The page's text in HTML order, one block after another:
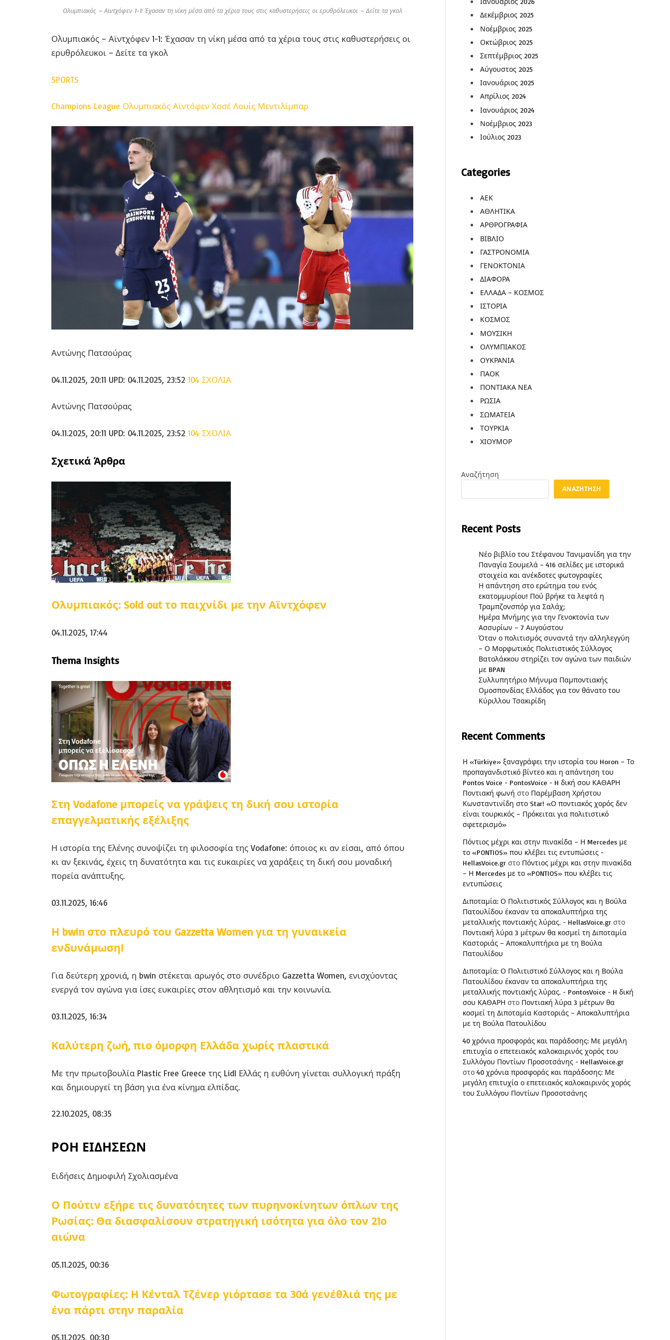
Ολυμπιακός – Αϊντχόφεν 1-1: Έχασαν τη νίκη μέσα από τα χέρια τους στις καθυστερήσεις οι ερυθρόλευκοι – Δείτε τα γκολ
Ολυμπιακός – Αϊντχόφεν 1-1: Έχασαν τη νίκη μέσα από τα χέρια τους στις καθυστερήσεις οι
ερυθρόλευκοι – Δείτε τα γκολ
SPORTS
Champions League Ολυμπιακός Αϊντόφεν Χοσέ Λουίς Μεντιλίμπαρ
Αντώνης Πατσούρας
04.11.2025, 20:11 UPD: 04.11.2025, 23:52 104 ΣΧΟΛΙΑ
Αντώνης Πατσούρας
04.11.2025, 20:11 UPD: 04.11.2025, 23:52 104 ΣΧΟΛΙΑ
Σχετικά Άρθρα
Ολυμπιακός: Sold out το παιχνίδι με την Αϊντχόφεν
04.11.2025, 17:44
Thema Insights
Στη Vodafone μπορείς να γράψεις τη δική σου ιστορία
επαγγελματικής εξέλιξης
Η ιστορία της Ελένης συνοψίζει τη φιλοσοφία της Vodafone: όποιος κι αν είσαι, από όπου
κι αν ξεκινάς, έχεις τη δυνατότητα και τις ευκαιρίες να χαράξεις τη δική σου μοναδική
πορεία ανάπτυξης.
03.11.2025, 16:46
Η bwin στο πλευρό του Gazzetta Women για τη γυναικεία
ενδυνάμωση!
Για δεύτερη χρονιά, η bwin στέκεται αρωγός στο συνέδριο Gazzetta Women, ενισχύοντας
ενεργά τον αγώνα για ίσες ευκαιρίες στον αθλητισμό και την κοινωνία.
03.11.2025, 16:34
Καλύτερη ζωή, πιο όμορφη Ελλάδα χωρίς πλαστικά
Με την πρωτοβουλία Plastic Free Greece της Lidl Ελλάς η ευθύνη γίνεται συλλογική πράξη
και δημιουργεί τη βάση για ένα κίνημα ελπίδας.
22.10.2025, 08:35
ΡΟΗ ΕΙΔΗΣΕΩΝ
Ειδήσεις Δημοφιλή Σχολιασμένα
Ο Πούτιν εξήρε τις δυνατότητες των πυρηνοκίνητων όπλων της
Ρωσίας: Θα διασφαλίσουν στρατηγική ισότητα για όλο τον 21ο
αιώνα
05.11.2025, 00:36
Φωτογραφίες: Η Κένταλ Τζένερ γιόρτασε τα 30ά γενέθλιά της με
ένα πάρτι στην παραλία
05.11.2025, 00:30
Δεκέμβριος 2025
Νοέμβριος 2025
Οκτώβριος 2025
Σεπτέμβριος 2025
Αύγουστος 2025
Ιανουάριος 2025
Απρίλιος 2024
Ιανουάριος 2024
Νοέμβριος 2023
Ιούλιος 2023
Categories
ΑΕΚ
ΑΘΛΗΤΙΚΑ
ΑΡΘΡΟΓΡΑΦΙΑ
ΒΙΒΛΙΟ
ΓΑΣΤΡΟΝΟΜΙΑ
ΓΕΝΟΚΤΟΝΙΑ
ΔΙΑΦΟΡΑ
ΕΛΛΑΔΑ – ΚΟΣΜΟΣ
ΙΣΤΟΡΙΑ
ΚΟΣΜΟΣ
ΜΟΥΣΙΚΗ
ΟΛΥΜΠΙΑΚΟΣ
ΟΥΚΡΑΝΙΑ
ΠΑΟΚ
ΠΟΝΤΙΑΚΑ ΝΕΑ
ΡΩΣΙΑ
ΣΩΜΑΤΕΙΑ
ΤΟΥΡΚΙΑ
ΧΙΟΥΜΟΡ
Αναζήτηση
ΑΝΑΖΉΤΗΣΗ
Recent Posts
Νέο βιβλίο του Στέφανου Τανιμανίδη για την
Παναγία Σουμελά – 416 σελίδες με ιστορικά
στοιχεία και ανέκδοτες φωτογραφίες
Η απάντηση στο ερώτημα του ενός
εκατομμυρίου! Πού βρήκε τα λεφτά η
Τραμπζονσπόρ για Σαλάχ;
Ημέρα Μνήμης για την Γενοκτονία των
Ασσυρίων – 7 Αυγούστου
Όταν ο πολιτισμός συναντά την αλληλεγγύη
– Ο Μορφωτικός Πολιτιστικός Σύλλογος
Βατολάκκου στηρίζει τον αγώνα των παιδιών
με BPAN
Συλλυπητήριο Μήνυμα Παμποντιακής
Ομοσπονδίας Ελλάδος για τον θάνατο του
Κύριλλου Τσακιρίδη
Recent Comments
Η «Türkiye» ξαναγράφει την ιστορία του Horon – Το
προπαγανδιστικό βίντεο και η απάντηση του
Pontos Voice - PontosVoice - H δική σου ΚΑΘΑΡΗ
Ποντιακή φωνή στο Παρέμβαση Χρήστου
Κωνσταντινίδη στο Star! «Ο ποντιακός χορός δεν
είναι τουρκικός – Πρόκειται για πολιτιστικό
σφετερισμό»
Πόντιος μέχρι και στην πινακίδα – Η Mercedes με
το «PONTIOS» που κλέβει τις εντυπώσεις -
HellasVoice.gr στο Πόντιος μέχρι και στην πινακίδα
– Η Mercedes με το «PONTIOS» που κλέβει τις
εντυπώσεις
Διποταμία: Ο Πολιτιστικός Σύλλογος και η Βούλα
Πατουλίδου έκαναν τα αποκαλυπτήρια της
μεταλλικής ποντιακής λύρας. - HellasVoice.gr στο
Ποντιακή λύρα 3 μέτρων θα κοσμεί τη Διποταμία
Καστοριάς – Αποκαλυπτήρια με τη Βούλα
Πατουλίδου
Διποταμία: Ο Πολιτιστικό Σύλλογος και η Βούλα
Πατουλίδου έκαναν τα αποκαλυπτήρια της
μεταλλικής ποντιακής λύρας. - PontosVoice - H δική
σου ΚΑΘΑΡΗ στο Ποντιακή λύρα 3 μέτρων θα
κοσμεί τη Διποταμία Καστοριάς – Αποκαλυπτήρια
με τη Βούλα Πατουλίδου
40 χρόνια προσφοράς και παράδοσης: Με μεγάλη
επιτυχία ο επετειακός καλοκαιρινός χορός του
Συλλόγου Ποντίων Προσοτσάνης - HellasVoice.gr
στο 40 χρόνια προσφοράς και παράδοσης: Με
μεγάλη επιτυχία ο επετειακός καλοκαιρινός χορός
του Συλλόγου Ποντίων Προσοτσάνης